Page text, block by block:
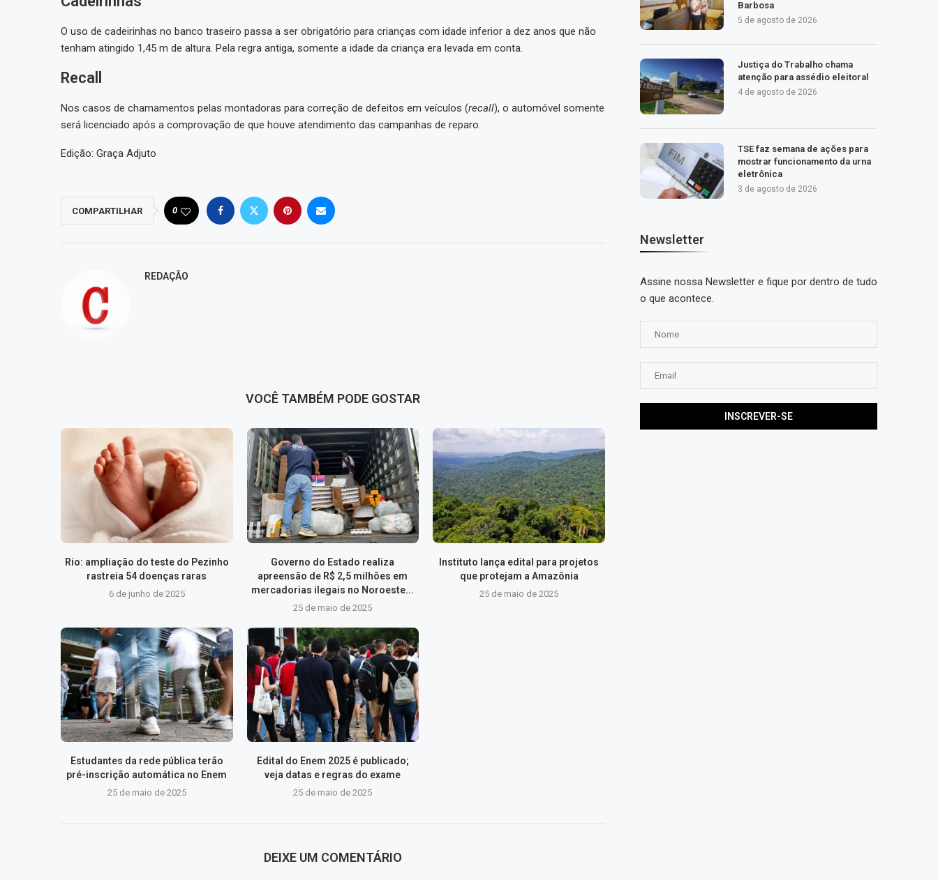
O uso de cadeirinhas no banco traseiro passa a ser obrigatório para crianças com idade inferior a dez anos que não
tenham atingido 1,45 m de altura. Pela regra antiga, somente a idade da criança era levada em conta.
Recall
Nos casos de chamamentos pelas montadoras para correção de defeitos em veículos (recall), o automóvel somente
será licenciado após a comprovação de que houve atendimento das campanhas de reparo.
Edição: Graça Adjuto
COMPARTILHAR 0
REDAÇÃO
VOCÊ TAMBÉM PODE GOSTAR
Rio: ampliação do teste do Pezinho
rastreia 54 doenças raras
6 de junho de 2025
Governo do Estado realiza
apreensão de R$ 2,5 milhões em
mercadorias ilegais no Noroeste...
25 de maio de 2025
Instituto lança edital para projetos
que protejam a Amazônia
25 de maio de 2025
Estudantes da rede pública terão
pré-inscrição automática no Enem
25 de maio de 2025
Edital do Enem 2025 é publicado;
veja datas e regras do exame
25 de maio de 2025
DEIXE UM COMENTÁRIO
Barbosa
5 de agosto de 2026
Justiça do Trabalho chama
atenção para assédio eleitoral
4 de agosto de 2026
TSE faz semana de ações para
mostrar funcionamento da urna
eletrônica
3 de agosto de 2026
Newsletter
Assine nossa Newsletter e fique por dentro de tudo
o que acontece.